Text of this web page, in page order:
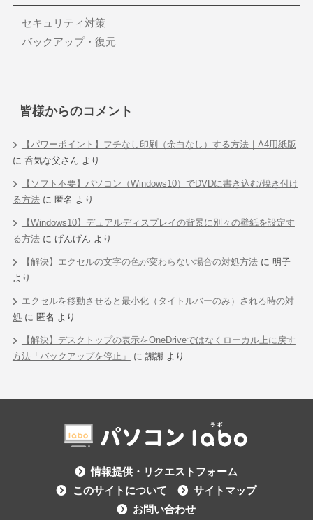
セキュリティ対策
バックアップ・復元
皆様からのコメント
【パワーポイント】フチなし印刷（余白なし）する方法｜A4用紙版
に 呑気な父さん より
【ソフト不要】パソコン（Windows10）でDVDに書き込む/焼き付け
る方法に 匿名 より
【Windows10】デュアルディスプレイの背景に別々の壁紙を設定す
る方法に げんげん より
【解決】エクセルの文字の色が変わらない場合の対処方法に 明子
より
エクセルを移動させると最小化（タイトルバーのみ）される時の対
処に 匿名 より
【解決】デスクトップの表示をOneDriveではなくローカル上に戻す
方法「バックアップを停止」
に 謝謝より
情報提供・リクエストフォーム
このサイトについて
サイトマップ
お問い合わせ